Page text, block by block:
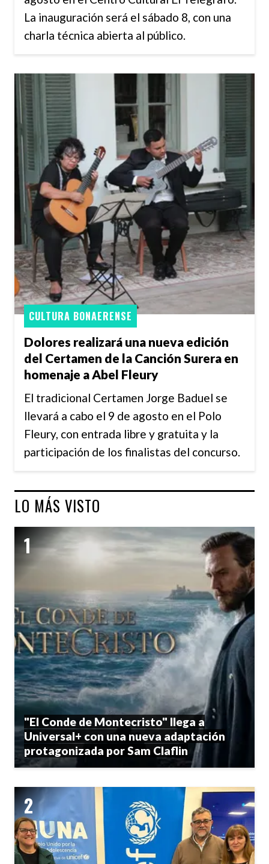
La inauguración será el sábado 8, con una
charla técnica abierta al público.
Dolores realizará una nueva edición
del Certamen de la Canción Surera en
homenaje a Abel Fleury
CULTURA BONAERENSE
El tradicional Certamen Jorge Baduel se
llevará a cabo el 9 de agosto en el Polo
Fleury, con entrada libre y gratuita y la
participación de los finalistas del concurso.
LO MÁS VISTO
"El Conde de Montecristo" llega a
Universal+ con una nueva adaptación
protagonizada por Sam Claflin